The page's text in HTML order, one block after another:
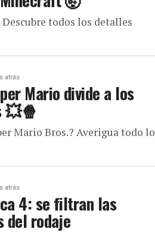
Descubre todos los detalles
atrás
Mario divide a los
💥🍿
Mario Bros.? Averigua todo lo
atrás
4: se filtran las
del rodaje